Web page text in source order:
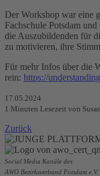
Der Workshop war eine
Fachschule Potsdam
die Auszubildenden für
zu motivieren, ihre
Für mehr Infos über die
rein: https://
17.05.2024
1 Minuten Lesezeit von
Zurück
Social Media Kanäle des
AWO Bezirksverband Potsdam e.V.